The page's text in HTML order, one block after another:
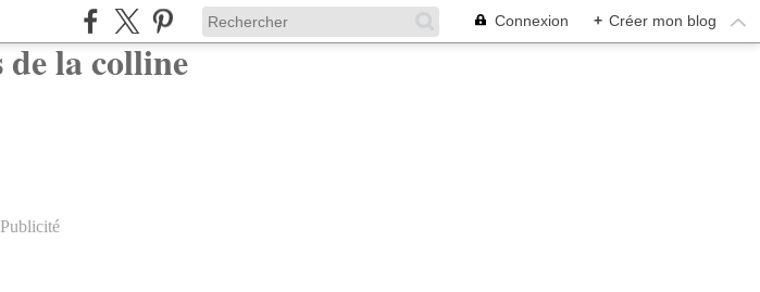
Connexion + Créer mon blog
Publicité